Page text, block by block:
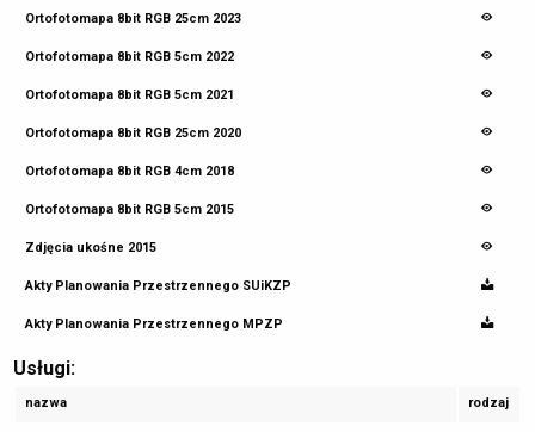
Ortofotomapa 8bit RGB 25cm 2023
Ortofotomapa 8bit RGB 5cm 2022
Ortofotomapa 8bit RGB 5cm 2021
Ortofotomapa 8bit RGB 25cm 2020
Ortofotomapa 8bit RGB 4cm 2018
Ortofotomapa 8bit RGB 5cm 2015
Zdjęcia ukośne 2015
Akty Planowania Przestrzennego SUiKZP
Akty Planowania Przestrzennego MPZP
Usługi:
nazwa rodzaj